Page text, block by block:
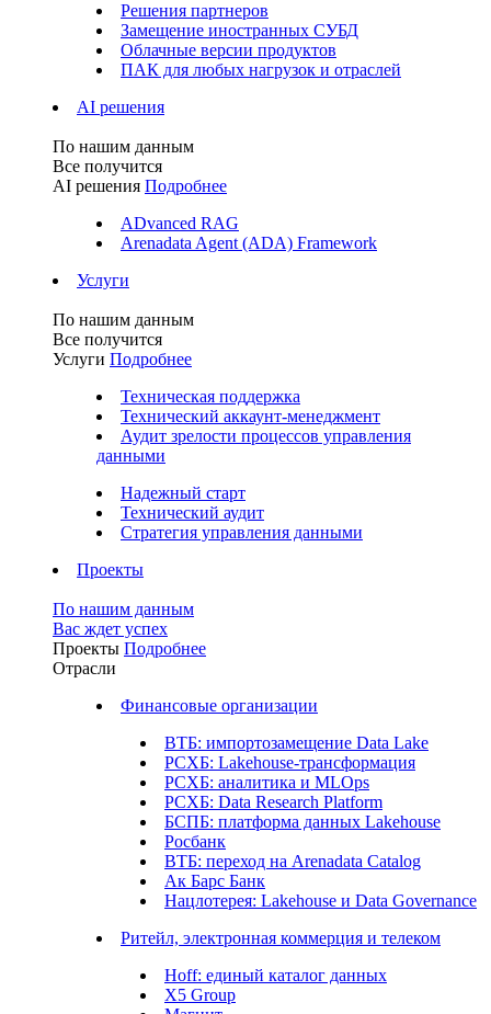
Решения партнеров
Замещение иностранных СУБД
Облачные версии продуктов
ПАК для любых нагрузок и отраслей
AI решения
По нашим данным
Все получится
AI решения Подробнее
ADvanced RAG
Arenadata Agent (ADA) Framework
Услуги
По нашим данным
Все получится
Услуги Подробнее
Техническая поддержка
Технический аккаунт-менеджмент
Аудит зрелости процессов управления
данными
Надежный старт
Технический аудит
Стратегия управления данными
Проекты
По нашим данным
Вас ждет успех
Проекты Подробнее
Отрасли
Финансовые организации
ВТБ: импортозамещение Data Lake
РСХБ: Lakehouse-трансформация
РСХБ: аналитика и MLOps
РСХБ: Data Research Platform
БСПБ: платформа данных Lakehouse
Росбанк
ВТБ: переход на Arenadata Catalog
Ак Барс Банк
Нацлотерея: Lakehouse и Data Governance
Ритейл, электронная коммерция и телеком
Hoff: единый каталог данных
X5 Group